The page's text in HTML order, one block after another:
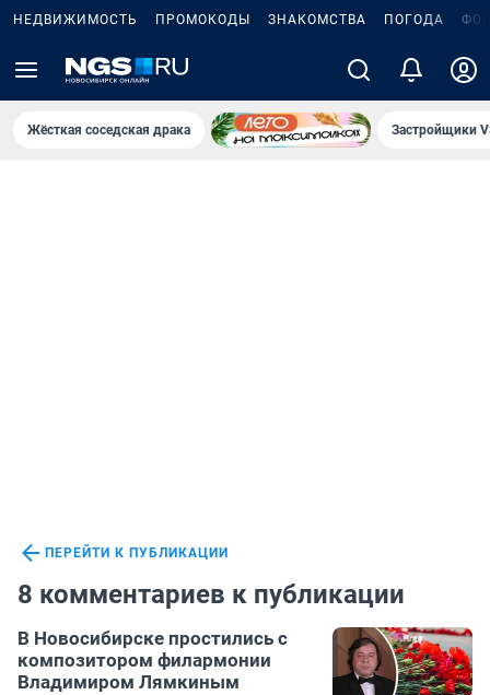
НЕДВИЖИМОСТЬ ПРОМОКОДЫ ЗНАКОМСТВА ПОГОДА
Жёсткая соседская драка Застройщики
ПЕРЕЙТИ К ПУБЛИКАЦИИ
8 комментариев к публикации
В Новосибирске простились с
композитором филармонии
Владимиром Лямкиным